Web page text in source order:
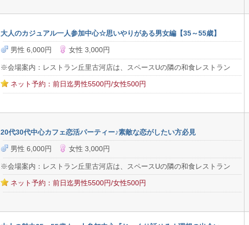
大人のカジュアル一人参加中心☆思いやりがある男女編【35～55歳】
男性 6,000円 女性 3,000円
※会場案内：レストラン丘里古河店は、スペースUの隣の和食レストラン
ネット予約：前日迄男性5500円/女性500円
20代30代中心カフェ恋活パーティー♪素敵な恋がしたい方必見
男性 6,000円 女性 3,000円
※会場案内：レストラン丘里古河店は、スペースUの隣の和食レストラン
ネット予約：前日迄男性5500円/女性500円